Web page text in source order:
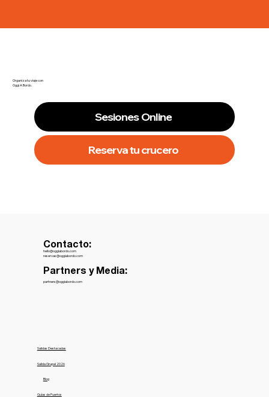
Organiza tu viaje con
Oggi A Bordo.
Sesiones Online
Reserva tu crucero
Salidas Destacadas
Salida Grupal 2026
Guías de Puertos
Blog
Contacto:
hello@oggiabordo.com
reservas@oggiabordo.com
Partners y Media:
partners@oggiabordo.com